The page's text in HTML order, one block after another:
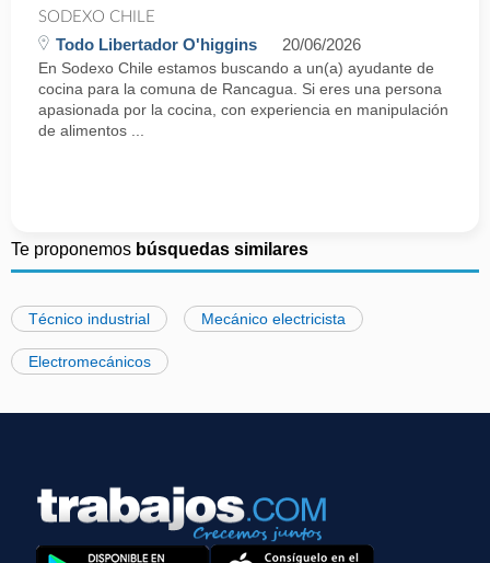
SODEXO CHILE
Todo Libertador O'higgins 20/06/2026
En Sodexo Chile estamos buscando a un(a) ayudante de
cocina para la comuna de Rancagua. Si eres una persona
apasionada por la cocina, con experiencia en manipulación
de alimentos ...
Te proponemos búsquedas similares
Técnico industrial Mecánico electricista
Electromecánicos